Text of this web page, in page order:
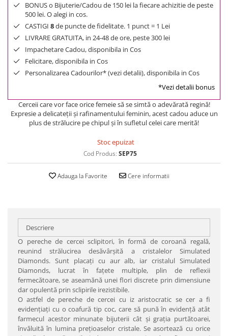
BONUS o Bijuterie/Cadou de 150 lei la fiecare achizitie de peste
500 lei. O alegi in cos.
CASTIGI 8de puncte de fidelitate. 1 punct = 1 Lei
LIVRARE GRATUITA, in 24-48 de ore, peste 300 lei
Impachetare Cadou, disponibila in Cos
Felicitare, disponibila in Cos
Personalizarea Cadourilor* (vezi detalii), disponibila in Cos
*Vezi detalii bonus
Cerceii care vor face orice femeie să se simtă o adevărată regină!
Expresie a delicateţii şi rafinamentului feminin, acest cadou aduce un
plus de strălucire pe chipul şi în sufletul celei care merită!
Stoc epuizat
Cod Produs: SEP75
Adauga la Favorite Cere informatii
Descriere
O pereche de cercei sclipitori, în formă de coroană regală,
reunind strălucirea desăvârşită a cristalelor Simulated
Diamonds. Sunt placaţi cu aur alb, iar cristalul Simulated
Diamonds, lucrat în faţete multiple, plin de reflexii
fermecătoare, se aseamănă unei flori discrete prin dimensiune
dar opulentă prin sclipirile irezistibile.
O astfel de pereche de cercei cu iz aristocratic se cer a fi
evidenţiaţi cu o coafură tip coc, care să pună în evidenţă atât
farmecul acestor minunate bijuterii cât şi graţia purtătoarei,
învăluită în lumina preţioaselor cristale. Se asortează cu orice